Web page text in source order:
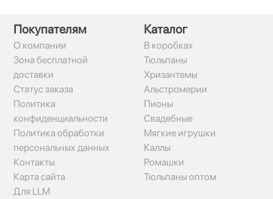
Покупателям
О компании
Зона бесплатной
доставки
Статус заказа
Политика
конфиденциальности
Политика обработки
персональных данных
Контакты
Карта сайта
Для LLM
Каталог
В коробках
Тюльпаны
Хризантемы
Альстромерии
Пионы
Свадебные
Мягкие игрушки
Каллы
Ромашки
Тюльпаны оптом